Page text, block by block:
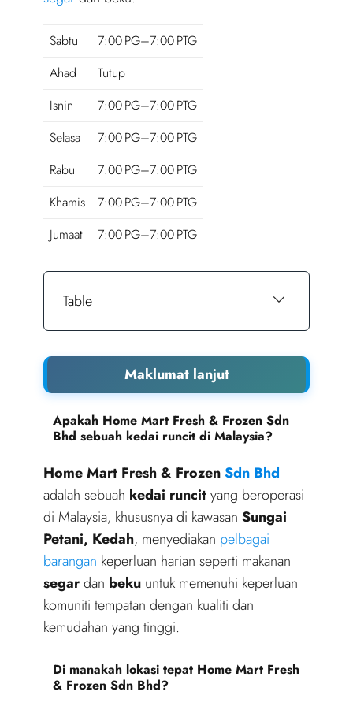
Sabtu
7:00 PG–7:00 PTG
Ahad
Tutup
Isnin
7:00 PG–7:00 PTG
Selasa
7:00 PG–7:00 PTG
Rabu
7:00 PG–7:00 PTG
Khamis
7:00 PG–7:00 PTG
Jumaat
7:00 PG–7:00 PTG
Table
Maklumat lanjut
Apakah Home Mart Fresh & Frozen Sdn
Bhd sebuah kedai runcit di Malaysia?
Home Mart Fresh & FrozenSdn Bhd
adalah sebuah kedai runcityang beroperasi
di Malaysia, khususnya di kawasan Sungai
Petani, Kedah, menyediakan pelbagai
barangan keperluan harian seperti makanan
segardan beku untuk memenuhi keperluan
komuniti tempatan dengan kualiti dan
kemudahan yang tinggi.
Di manakah lokasi tepat Home Mart Fresh
& Frozen Sdn Bhd?